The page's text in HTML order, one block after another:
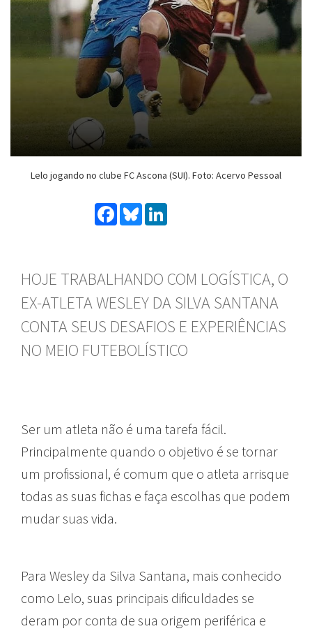
Lelo jogando no clube FC Ascona (SUI). Foto: Acervo Pessoal
Facebook
Bluesky
HOJE TRABALHANDO COM LOGÍSTICA, O
EX-ATLETA WESLEY DA SILVA SANTANA
CONTA SEUS DESAFIOS E EXPERIÊNCIAS
NO MEIO FUTEBOLÍSTICO
Ser um atleta não é uma tarefa fácil.
Principalmente quando o objetivo é se tornar
um profissional, é comum que o atleta arrisque
todas as suas fichas e faça escolhas que podem
mudar suas vida.
Para Wesley da Silva Santana, mais conhecido
como Lelo, suas principais dificuldades se
deram por conta de sua origem periférica e